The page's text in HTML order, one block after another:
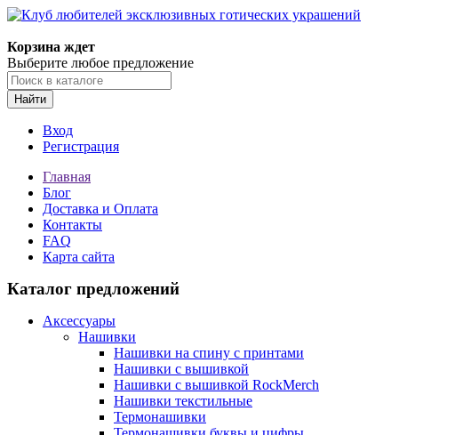
Корзина ждет
Выберите любое предложение
Найти
Вход
Регистрация
Главная
Блог
Доставка и Оплата
Контакты
FAQ
Карта сайта
Каталог предложений
Аксессуары
Нашивки
Нашивки на спину с принтами
Нашивки с вышивкой
Нашивки с вышивкой RockMerch
Нашивки текстильные
Термонашивки